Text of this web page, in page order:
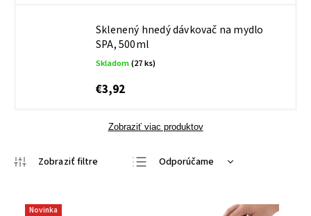
Sklenený hnedý dávkovač na mydlo
SPA, 500ml
Skladom(27 ks)
€3,92
Zobraziť viac produktov
Odporúčame
Novinka